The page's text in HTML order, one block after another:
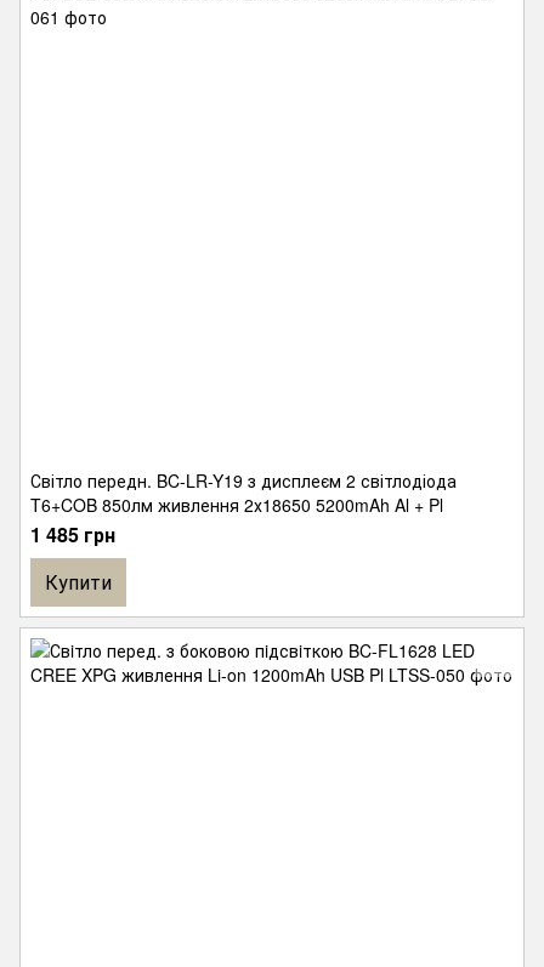
Світло передн. BC-LR-Y19 з дисплеєм 2 світлодіода
T6+COB 850лм живлення 2х18650 5200mAh Al + Pl
1 485 грн
Купити